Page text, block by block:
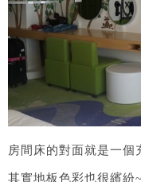
房間床的對面就是一個
其實地板色彩也很繽紛